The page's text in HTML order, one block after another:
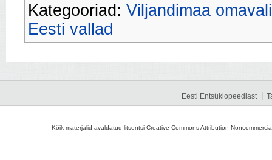
Kategooriad: Viljandimaa
Eesti vallad
Eesti Entsüklopeediast
Kõik materjalid avaldatud litsentsi Creative Commons Attribution-